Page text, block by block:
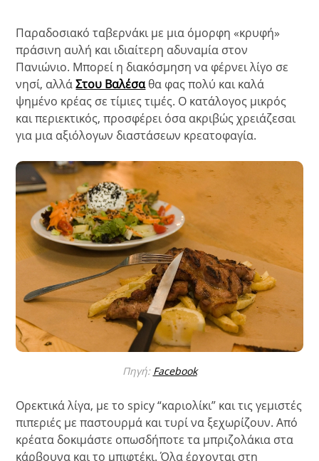
Παραδοσιακό ταβερνάκι με μια όμορφη «κρυφή»
πράσινη αυλή και ιδιαίτερη αδυναμία στον
Πανιώνιο. Μπορεί η διακόσμηση να φέρνει λίγο σε
νησί, αλλάΣτου Βαλέσαθα φας πολύ και καλά
ψημένο κρέας σε τίμιες τιμές. Ο κατάλογος μικρός
και περιεκτικός, προσφέρει όσα ακριβώς χρειάζεσαι
για μια αξιόλογων διαστάσεων κρεατοφαγία.
Πηγή: Facebook
Ορεκτικά λίγα, με το spicy “καριολίκι” και τις γεμιστές
πιπεριές με παστουρμά και τυρί να ξεχωρίζουν. Από
κρέατα δοκιμάστε οπωσδήποτε τα μπριζολάκια στα
κάρβουνα και το μπιφτέκι. Όλα έρχονται στη